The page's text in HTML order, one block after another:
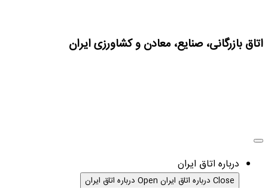
اتاق بازرگانی، صنایع، معادن و کشاورزی ایران
درباره اتاق ایران
Close درباره اتاق ایران Open درباره اتاق ایران